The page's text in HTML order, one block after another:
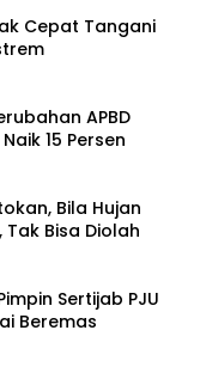
Cepat Tangani
APBD
15 Persen
Bila Hujan
Tak Bisa Diolah
Sertijab PJU
Beremas